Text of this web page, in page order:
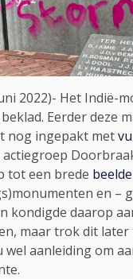
2022)- Het Indië-
Eerder deze
nog ingepakt met
tot een brede
en –
kondigde daarop
maar trok dit later
wel aanleiding om